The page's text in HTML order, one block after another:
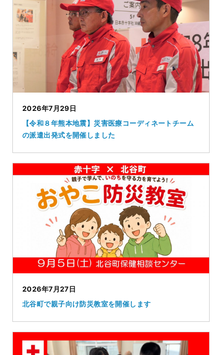
2026年7月29日
【令和８年熊本地震】災害医療コーディネートチーム
の派遣出発式を開催しました
2026年7月27日
北谷町で親子向け防災教室を開催します